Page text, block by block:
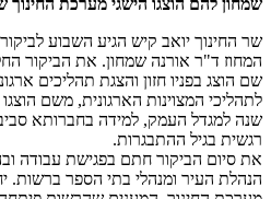
שמחון להם הוצגו הישגי מערכת
שר החינוך יואב קיש הגיע השבוע
המחוז ד"ר אורנה שמחון. את הביקור
שם הוצג בפניו חזון והצגת תהליכים
רגשית בגיל ההתבגרות.
את סיום הביקור חתם בפגישת עבודה
הנהלת העיר ומנהלי בתי הספר ברשות.